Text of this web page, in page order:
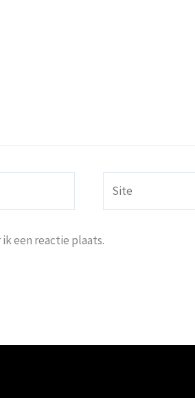
een reactie plaats.